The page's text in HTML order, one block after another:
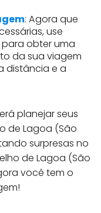
: Agora que
use
obter uma
da sua viagem
distância e a
planejar seus
de Lagoa (São
surpresas no
de Lagoa (São
você tem o